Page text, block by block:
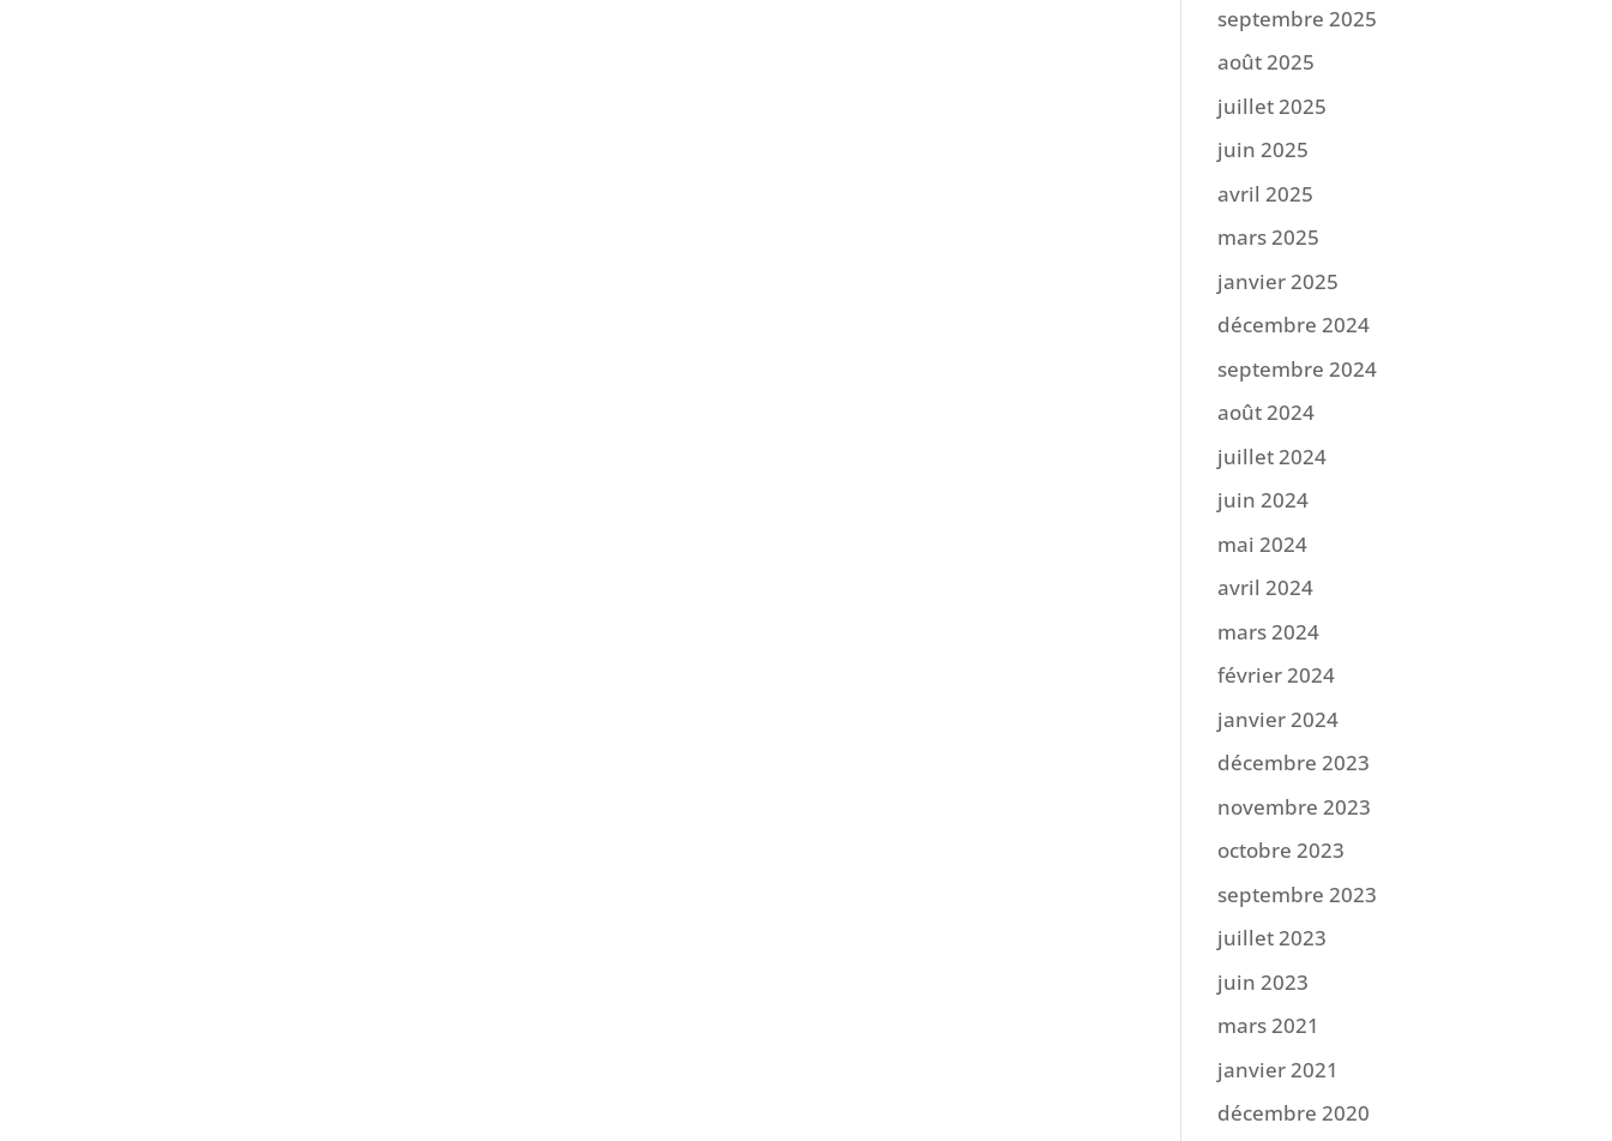
septembre 2025
août 2025
juillet 2025
juin 2025
avril 2025
mars 2025
janvier 2025
décembre 2024
septembre 2024
août 2024
juillet 2024
juin 2024
mai 2024
avril 2024
mars 2024
février 2024
janvier 2024
décembre 2023
novembre 2023
octobre 2023
septembre 2023
juillet 2023
juin 2023
mars 2021
janvier 2021
décembre 2020